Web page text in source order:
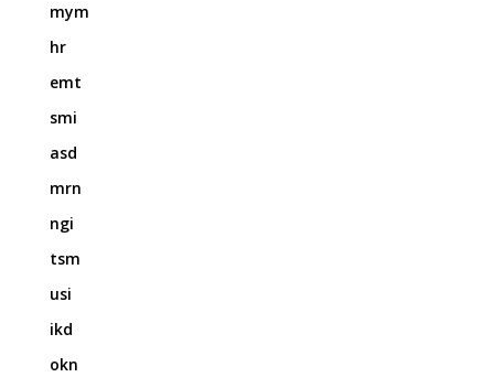
mym
hr
emt
smi
asd
mrn
ngi
tsm
usi
ikd
okn